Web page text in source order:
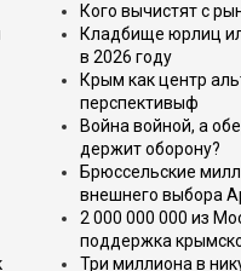
Кого вычистят с
Кладбище юрлиц
в 2026 году
Крым как центр
перспективыф
Война войной, а
держит оборону?
Брюссельские
внешнего выбора
2 000 000 000 из
поддержка
Три миллиона в